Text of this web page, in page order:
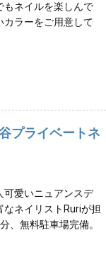
もネイルを楽しんで
カラーをご用意して
プライベートネ
可愛いニュアンスデ
ネイリストRuriが担
、無料駐車場完備。